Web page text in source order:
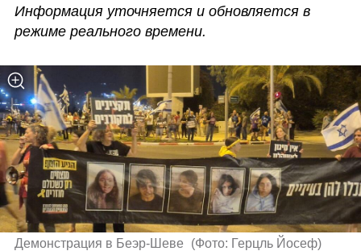
Информация уточняется и обновляется в
режиме реального времени.
Демонстрация в Беэр-Шеве (Фото: Герцль Йосеф)